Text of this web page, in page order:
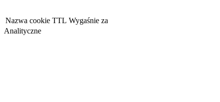
Nazwa cookie TTL Wygaśnie za
Analityczne